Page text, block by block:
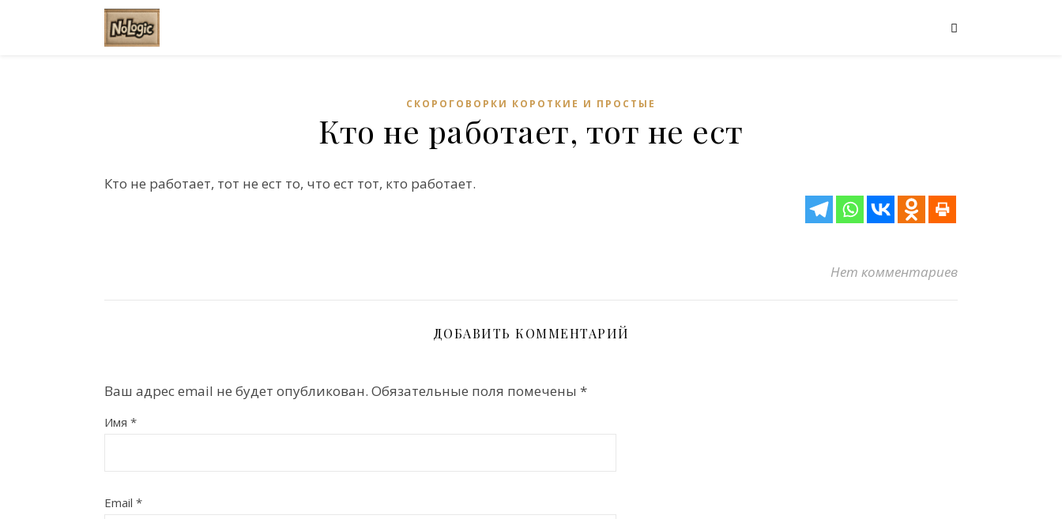
СКОРОГОВОРКИ КОРОТКИЕ И ПРОСТЫЕ
Кто не работает, тот не ест
Кто не работает, тот не ест то, что ест тот, кто работает.
Нет комментариев
ДОБАВИТЬ КОММЕНТАРИЙ
Ваш адрес email не будет опубликован. Обязательные поля помечены *
Имя *
Email *